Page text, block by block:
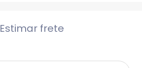
Estimar frete